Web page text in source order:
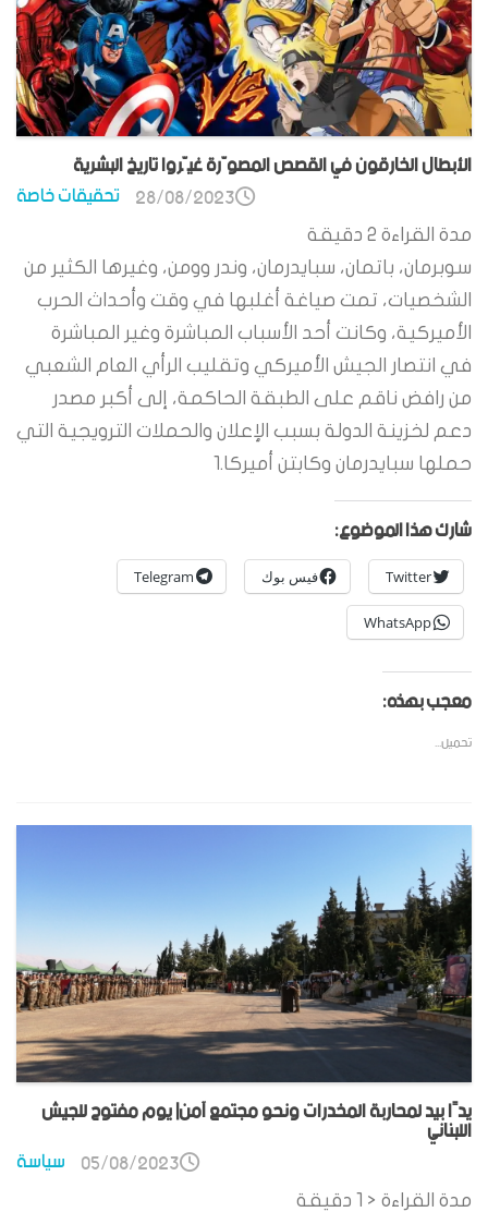
الأبطال الخارقون في القصص المصوّرة غيّروا تاريخ البشرية
تحقيقات خاصة 28/08/2023
مدة القراءة 2 دقيقة
سوبرمان، باتمان، سبايدرمان، وندر وومن، وغيرها الكثير من
الشخصيات، تمت صياغة أغلبها في وقت وأحداث الحرب
الأميركية، وكانت أحد الأسباب المباشرة وغير المباشرة
في انتصار الجيش الأميركي وتقليب الرأي العام الشعبي
من رافض ناقم على الطبقة الحاكمة، إلى أكبر مصدر
دعم لخزينة الدولة بسبب الإعلان والحملات الترويجية التي
حملها سبايدرمان وكابتن أميركا.1
شارك هذا الموضوع:
Twitter فيس بوك Telegram
WhatsApp
معجب بهذه:
تحميل...
يدًا بيد لمحاربة المخدرات ونحو مجتمع آمن| يوم مفتوح للجيش
اللبناني
سياسة 05/08/2023
مدة القراءة < 1
دقيقة